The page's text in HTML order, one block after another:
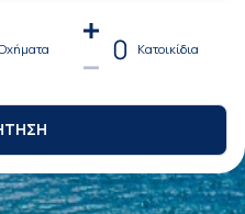
0 Κατοικίδια